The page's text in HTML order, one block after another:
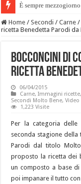
È sempre
Home / Secondi / Carne /
ricetta Benedetta Parodi da
Bocconcini di
ricetta
06/04/2015
Carne,Immagini ricette,
Secondi Molto Bene,Video
1,223 Visite
Per la categoria delle
seconda stagione della
Parodi dal titolo
proposto la ricetta dei
un composto a base
poi impanare il tutto